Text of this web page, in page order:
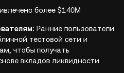
более $140M
Ранние пользователи
тестовой сети и
чтобы получать
вкладов ликвидности